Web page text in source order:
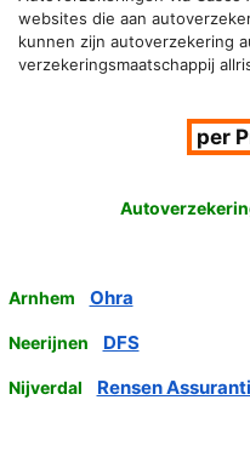
websites die aan
kunnen zijn autoverzekering
verzekeringsmaatschappij
Arnhem Ohra
Neerijnen DFS
Nijverdal Rensen